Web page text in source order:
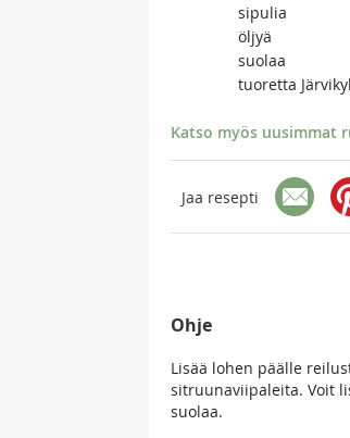
sipulia
öljyä
suolaa
tuoretta
Katso myös uusimmat
Jaa resepti
Ohje
Lisää lohen päälle
sitruunaviipaleita. Voit
suolaa.